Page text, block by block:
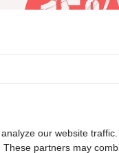
15korting
our website
partners may